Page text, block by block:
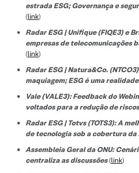
estrada ESG; Governança e
(link)
Radar ESG | Unifique (FIQE3) e
empresas de telecomunicações
(link)
Radar ESG | Natura&Co.
maquiagem; ESG é uma
Vale (VALE3): Feedback do
voltados para a redução de riscos
Radar ESG | Totvs (TOTS3): A
de tecnologia sob a cobertura da
Assembleia Geral da ONU:
centraliza as discussões(link)